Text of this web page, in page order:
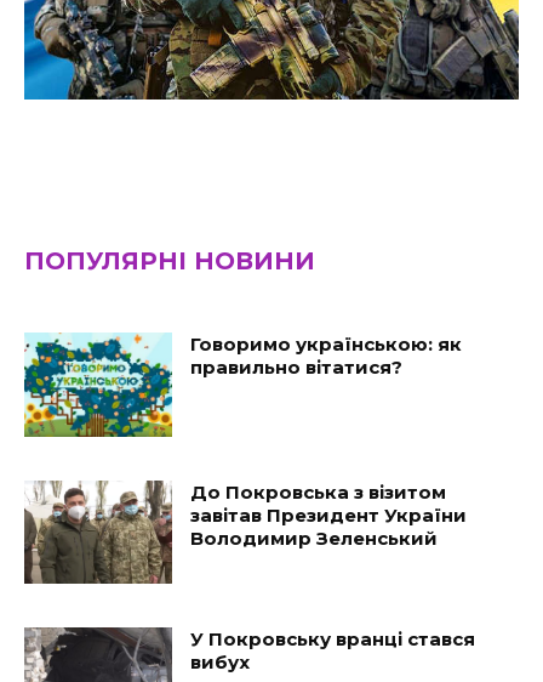
ПОПУЛЯРНІ НОВИНИ
Говоримо українською: як
правильно вітатися?
До Покровська з візитом
завітав Президент України
Володимир Зеленський
У Покровську вранці стався
вибух